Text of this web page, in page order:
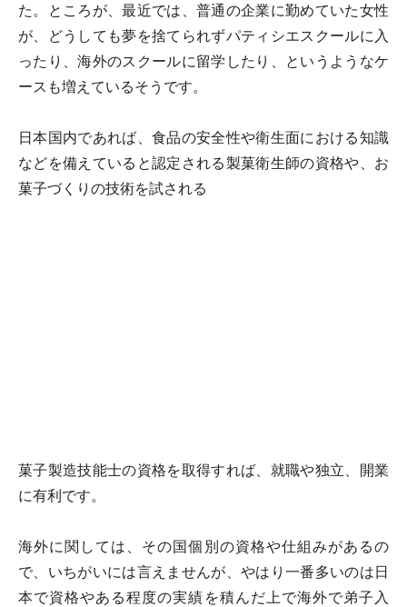
た。ところが、最近では、普通の企業に勤めていた女性
が、どうしても夢を捨てられずパティシエスクールに入
ったり、海外のスクールに留学したり、というようなケ
ースも増えているそうです。
日本国内であれば、食品の安全性や衛生面における知識
などを備えていると認定される製菓衛生師の資格や、お
菓子づくりの技術を試される
菓子製造技能士の資格を取得すれば、就職や独立、開業
に有利です。
海外に関しては、その国個別の資格や仕組みがあるの
で、いちがいには言えませんが、やはり一番多いのは日
本で資格やある程度の実績を積んだ上で海外で弟子入